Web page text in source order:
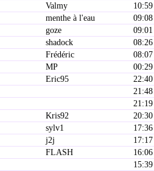
Valmy
menthe à l'eau
goze
shadock
Frédéric
MP
Eric95
Kris92
sylv1
j2j
FLASH